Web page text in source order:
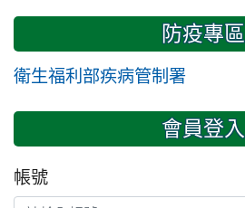
防疫專區
衛生福利部疾病管制署
會員登入
帳號